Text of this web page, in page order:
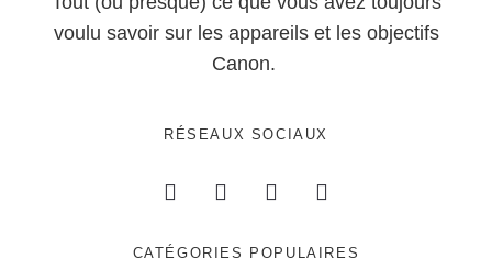
voulu savoir sur les appareils et les objectifs
Canon.
RÉSEAUX SOCIAUX
CATÉGORIES POPULAIRES